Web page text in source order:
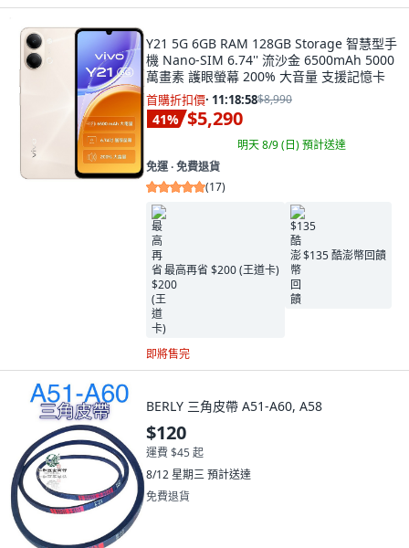
Y21 5G 6GB RAM 128GB Storage 智慧型手
機 Nano-SIM 6.74'' 流沙金 6500mAh 5000
萬畫素 護眼螢幕 200% 大音量 支援記憶卡
首購折扣價· 11:18:57$8,990
41% $5,290
明天 8/9 (日)預計送達
免運 ∙ 免費退貨
(17)
最高再省 $200 (王道卡)
$135 酷澎幣回饋
即將售完
BERLY 三角皮帶 A51-A60, A58
$120
運費 $45 起
8/12 星期三預計送達
免費退貨